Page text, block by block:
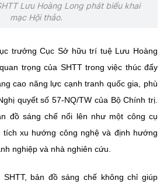
học và Công nghệ (MST)
Nguyễn Thị Hải Hằng
TTĐT - 18 Nguyễn Du, TP. Hà Nội
Lưu Hoàng Long phát biểu khai
mạc Hội thảo.
trưởng Cục Sở hữu trí tuệ Lưu Hoàng
trọng của SHTT trong việc thúc đẩy
cao năng lực cạnh tranh quốc gia, phù
quyết số 57-NQ/TW của Bộ Chính trị.
đồ sáng chế nổi lên như một công cụ
xu hướng công nghệ và định hướng
nghiệp và nhà nghiên cứu.
bản đồ sáng chế không chỉ giúp